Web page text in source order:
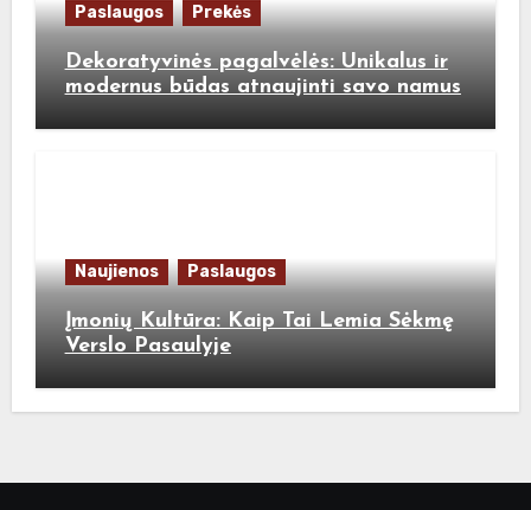
Paslaugos Prekės
Dekoratyvinės pagalvėlės: Unikalus ir
modernus būdas atnaujinti savo namus
Naujienos Paslaugos
Įmonių Kultūra: Kaip Tai Lemia Sėkmę
Verslo Pasaulyje